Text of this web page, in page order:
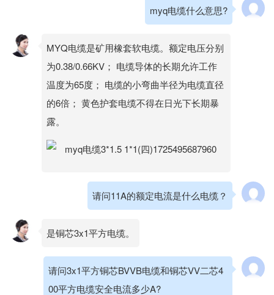
myq电缆什么意思?
MYQ电缆是矿用橡套软电缆。额定电压分别
为0.38/0.66KV； 电缆导体的长期允许工作
温度为65度； 电缆的小弯曲半径为电缆直径
的6倍； 黄色护套电缆不得在日光下长期暴
露。
请问11A的额定电流是什么电缆？
是铜芯3x1平方电缆。
请问3x1平方铜芯BVVB电缆和铜芯VV二芯4
00平方电缆安全电流多少A?